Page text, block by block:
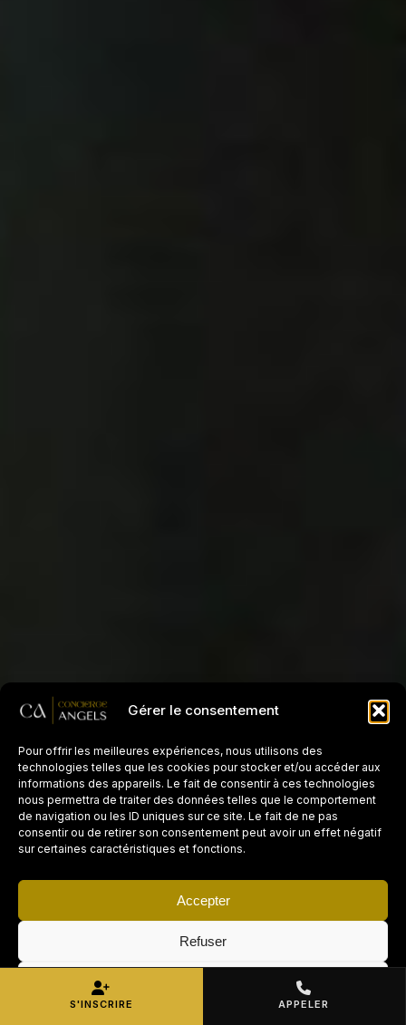
Gérer le consentement
Pour offrir les meilleures expériences, nous utilisons des
technologies telles que les cookies pour stocker et/ou accéder aux
informations des appareils. Le fait de consentir à ces technologies
nous permettra de traiter des données telles que le comportement
de navigation ou les ID uniques sur ce site. Le fait de ne pas
consentir ou de retirer son consentement peut avoir un effet négatif
sur certaines caractéristiques et fonctions.
Accepter
Refuser
S'INSCRIRE APPELER